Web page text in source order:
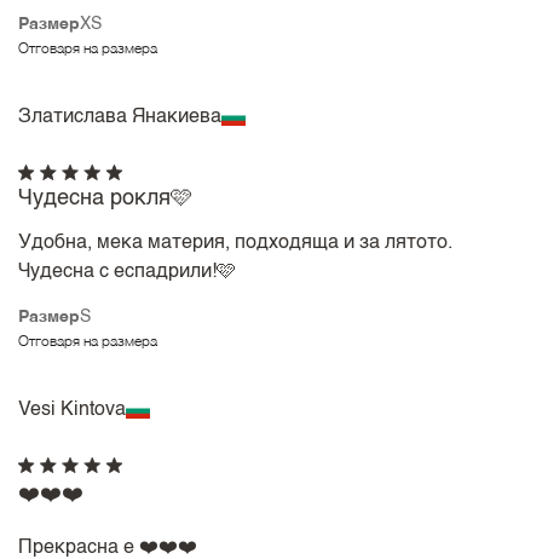
РазмерXS
Отговаря на размера
Златислава Янакиева
РазмерS
Отговаря на размера
Чудесна рокля🩷
Удобна, мека материя, подходяща и за лятото.
Чудесна с еспадрили!🩷
Vesi Kintova
❤️❤️❤️
Прекрасна е ❤️❤️❤️